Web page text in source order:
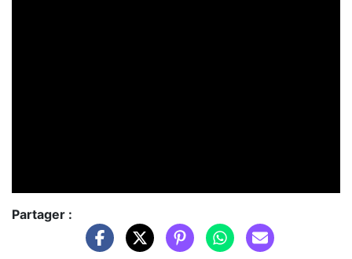
Partager :